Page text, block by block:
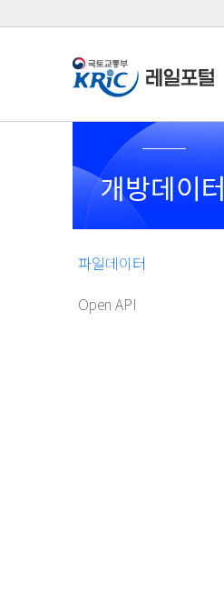
개방데이터
파일데이터
Open API